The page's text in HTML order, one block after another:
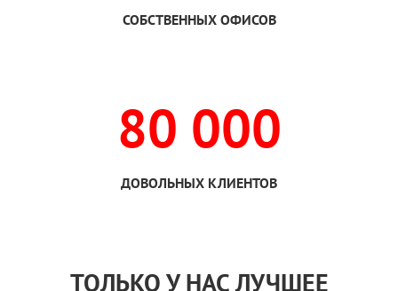
СОБСТВЕННЫХ ОФИСОВ
80 000
ДОВОЛЬНЫХ КЛИЕНТОВ
ТОЛЬКОУ НАСЛУЧШЕЕ